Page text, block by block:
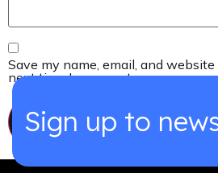
Save my name, email, and
next time I comment.
Sign up to